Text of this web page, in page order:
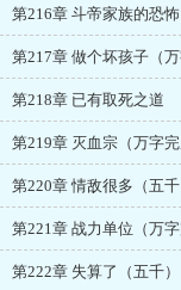
第216章 斗帝家族的恐怖
第217章 做个坏孩子（
第218章 已有取死之道
第219章 灭血宗（万字完
第220章 情敌很多（五千
第221章 战力单位（万字
第222章 失算了（五千）